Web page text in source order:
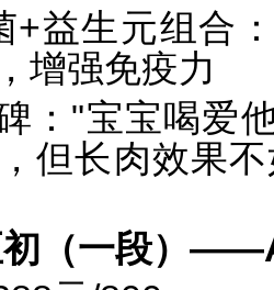
+益生元组合
增强免疫力
："宝宝喝爱
但长肉效果
初（一段）